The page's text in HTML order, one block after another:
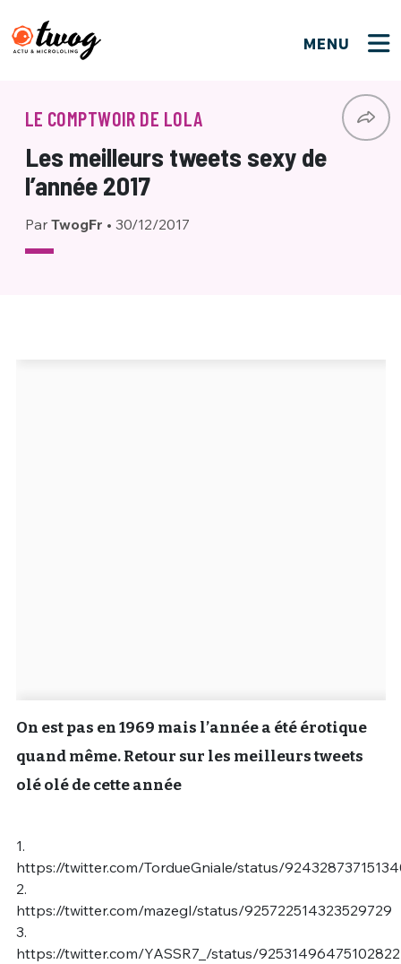
MENU
LE COMPTWOIR DE LOLA
Les meilleurs tweets sexy de
l’année 2017
Par TwogFr • 30/12/2017
On est pas en 1969 mais l’année a été érotique
quand même. Retour sur les meilleurs tweets
olé olé de cette année
1.
https://twitter.com/TordueGniale/status/
2.
https://twitter.com/mazegl/status/925722514323529729
3.
https://twitter.com/YASSR7_/status/
PSEUDO*
EMAIL*
Connexion
PSEUDO
VOTRE PARTICIPATION
Que souhaitez-vous proposer ?
Quelques tweets
C'EST PARTI